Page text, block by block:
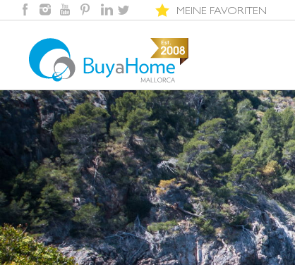
MEINE FAVORITEN